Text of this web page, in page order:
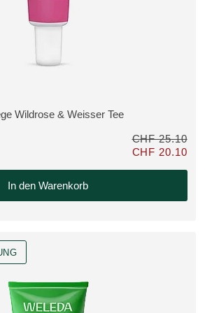
Wildrose & Weisser Tee
5 Sternen bewertet von 1 Kunden
CHF 25.10
CHF 20.10
In den Warenkorb